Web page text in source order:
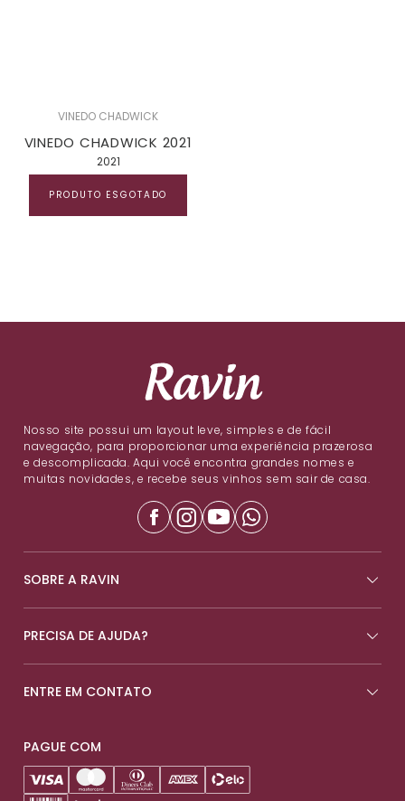
VINEDO CHADWICK
VINEDO CHADWICK 2021
2021
PRODUTO ESGOTADO
Nosso site possui um layout leve, simples e de fácil
navegação, para proporcionar uma experiência prazerosa
e descomplicada. Aqui você encontra grandes nomes e
muitas novidades, e recebe seus vinhos sem sair de casa.
SOBRE A RAVIN
PRECISA DE AJUDA?
ENTRE EM CONTATO
PAGUE COM